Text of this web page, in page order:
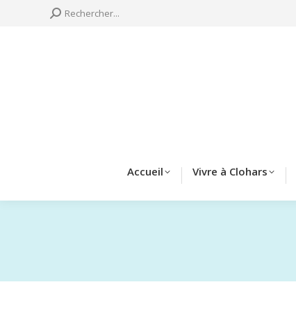
Search:
Rechercher...
Accueil Vivre à Clohars